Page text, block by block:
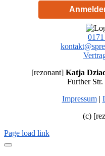
[rezonant] Katja
Further
Impressum|
(c)
Page load link